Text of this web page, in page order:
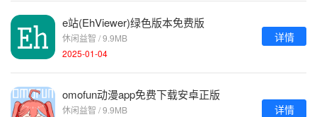
e站(EhViewer)绿色版本免费版
休闲益智 / 9.9MB
2025-01-04
详情
omofun动漫app免费下载安卓正版
休闲益智 / 9.9MB
详情